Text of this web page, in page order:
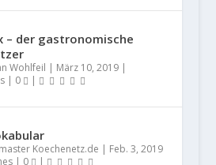
– der gastronomische
Wohlfeil | März 10, 2019|
| 0 |
Koechenetz.de | Feb. 3, 2019
| 0 |